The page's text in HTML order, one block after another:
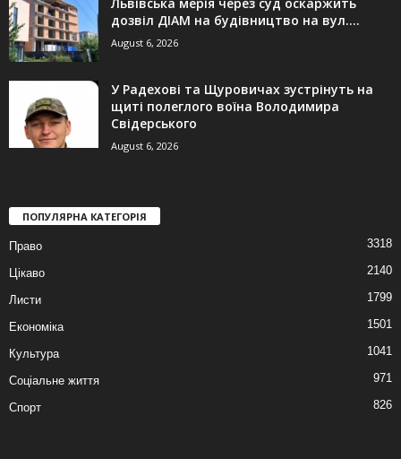
дозвіл ДІАМ на будівництво на вул....
August 6, 2026
У Радехові та Щуровичах зустрінуть на
щиті полеглого воїна Володимира
Свідерського
August 6, 2026
ПОПУЛЯРНА КАТЕГОРІЯ
Право 3318
Цікаво 2140
Листи 1799
Економіка 1501
Культура 1041
Соціальне життя 971
Спорт 826